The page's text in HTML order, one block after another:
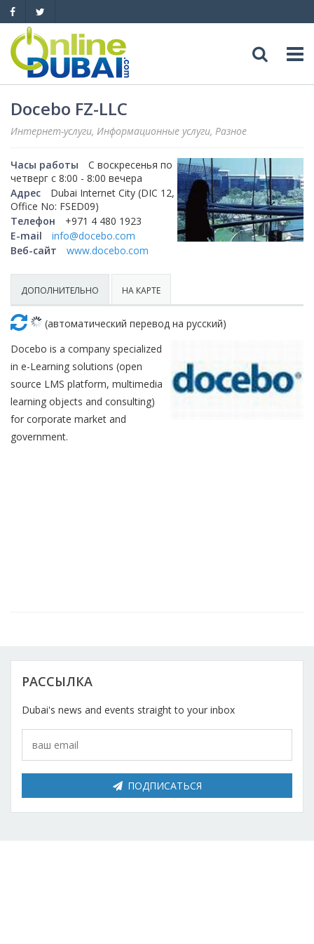
Досуг
Обзоры
Рестораны
Бары
Ночные клубы
Пляжные клубы
Активный отдых
Галереи искусств
Адреса
Обзоры
Медицина
Образование
Красота
Спорт и фитнес
Школы танцев
События
Автомобили
Продажа
Аренда
Автосервис, услуги
Школы вождения
Яхты
Продажа
Чартер
Услуги
Финансы
Бизнес услуги
Услуги для офиса
Телекоммуникации
Прокат
Автомобили
Недвижимость
Продают
Сдают на длительный срок
Сдают на короткий срок
Docebo FZ-LLC
Интернет-услуги, Информационные услуги, Разное
Часы работы
С воскресенья по
четверг с 8:00 - 8:00 вечера
Адрес
Dubai Internet City (DIC 12,
Office No: FSED09)
Телефон
+971 4 480 1923
E-mail
info@docebo.com
Веб-сайт
www.docebo.com
ДОПОЛНИТЕЛЬНО НА КАРТЕ
(автоматический перевод на русский)
Docebo is a company specialized
in e-Learning solutions (open
source LMS platform, multimedia
learning objects and consulting)
for corporate market and
government.
РАССЫЛКА
Dubai's news and events straight to your inbox
ПОДПИСАТЬСЯ